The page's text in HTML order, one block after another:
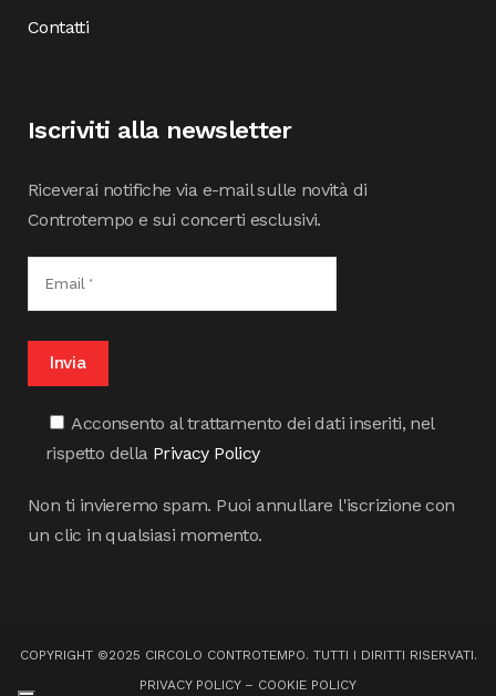
Contatti
Iscriviti alla newsletter
Riceverai notifiche via e-mail sulle novità di
Controtempo e sui concerti esclusivi.
Acconsento al trattamento dei dati inseriti, nel
rispetto della Privacy Policy
Non ti invieremo spam. Puoi annullare l'iscrizione con
un clic in qualsiasi momento.
COPYRIGHT ©2025 CIRCOLO CONTROTEMPO. TUTTI I DIRITTI RISERVATI.
PRIVACY POLICY– COOKIE POLICY